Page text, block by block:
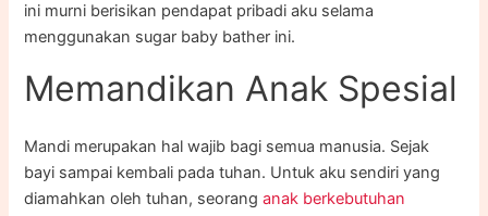
ini murni berisikan pendapat pribadi aku selama
menggunakan sugar baby bather ini.
Memandikan Anak Spesial
Mandi merupakan hal wajib bagi semua manusia. Sejak
bayi sampai kembali pada tuhan. Untuk aku sendiri yang
diamahkan oleh tuhan, seoranganak berkebutuhan